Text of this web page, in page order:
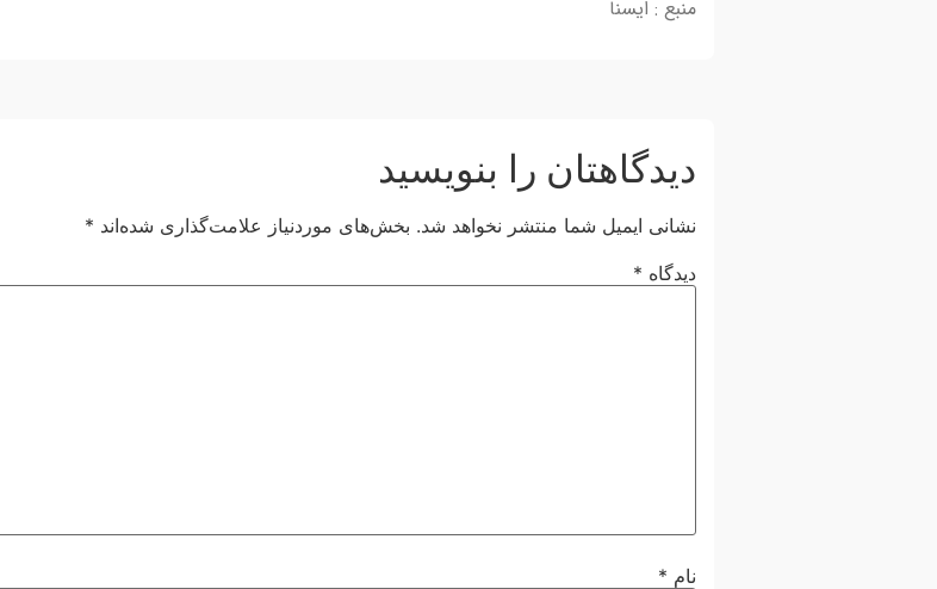
منبع : ایسنا
دیدگاهتان را بنویسید
نشانی ایمیل شما منتشر نخواهد شد. بخش‌های موردنیاز علامت‌گذاری شده‌اند *
دیدگاه *
نام *